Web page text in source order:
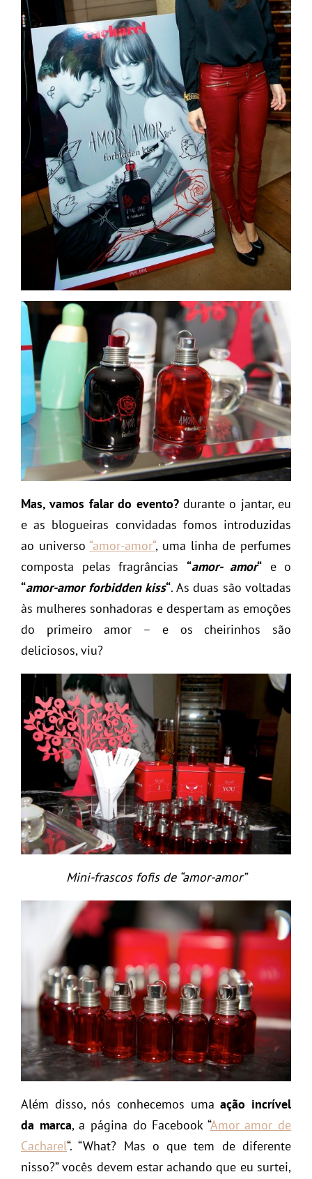
Mas, vamos falar do evento?durante o jantar, eu
e as blogueiras convidadas fomos introduzidas
ao universo“amor-amor“, uma linha de perfumes
composta pelas fragrâncias “amor- amor“ e o
“amor-amor forbidden kiss“. As duas são voltadas
às mulheres sonhadoras e despertam as emoções
do primeiro amor – e os cheirinhos são
deliciosos, viu?
Mini-frascos fofis de “amor-amor”
Além disso, nós conhecemos umaação incrível
da marca, a página do Facebook “Amor amor de
Cacharel“. “What? Mas o que tem de diferente
nisso?” vocês devem estar achando que eu surtei,